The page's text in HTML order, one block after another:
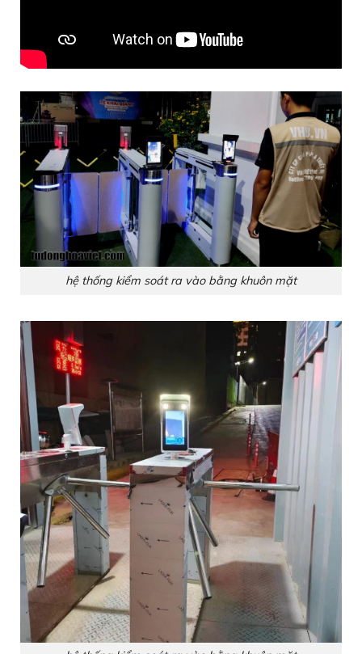
hệ thống kiểm soát ra vào bằng khuôn mặt